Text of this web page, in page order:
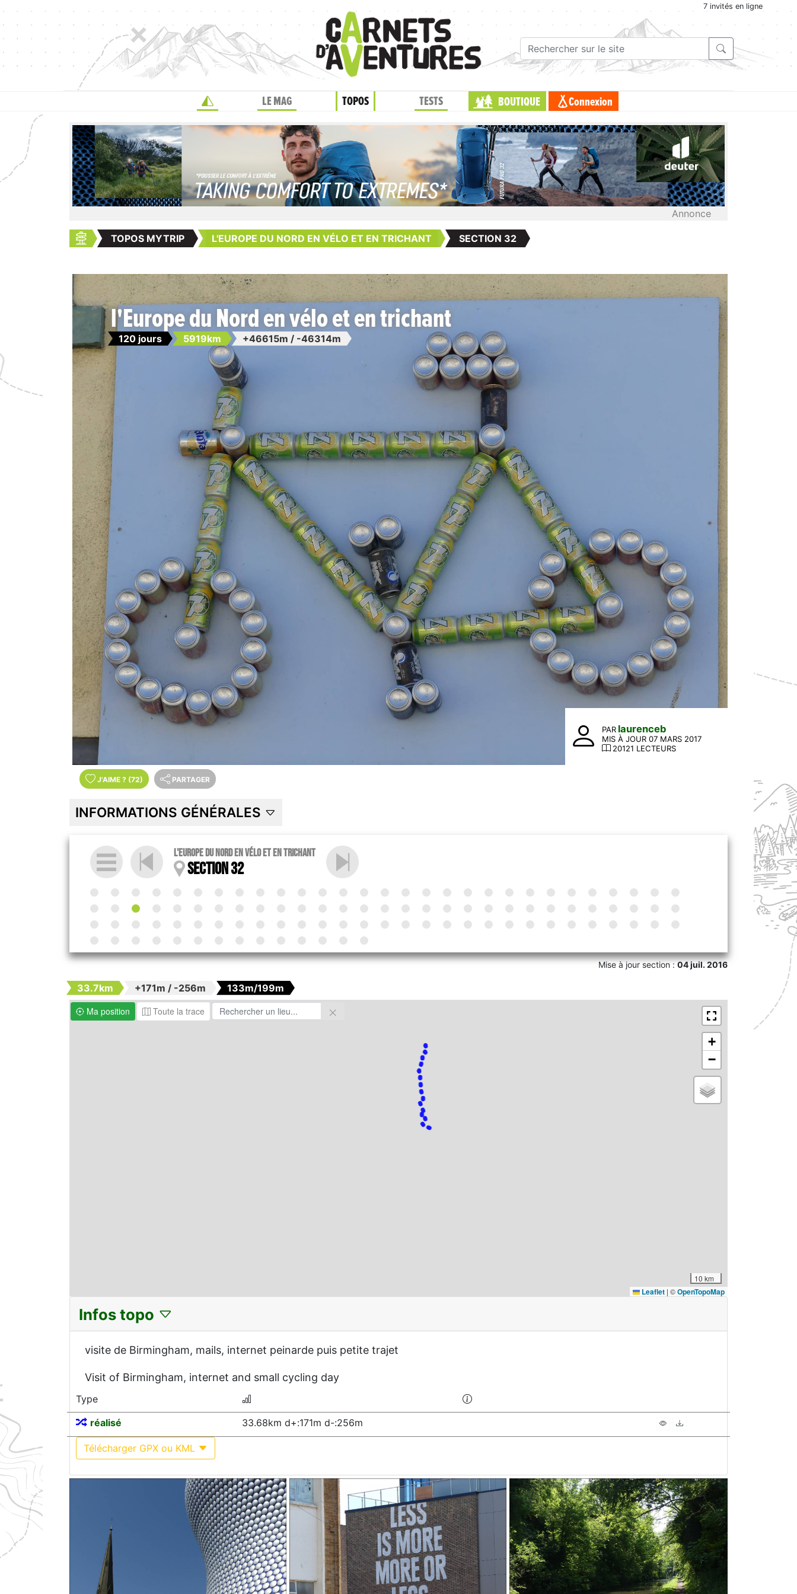
7 invités en ligne
LE MAG TOPOS TESTS BOUTIQUE Connexion
Annonce
TOPOS MYTRIP L'EUROPE DU NORD EN VÉLO ET EN TRICHANT SECTION 32
l'Europe du Nord en vélo et en trichant
120 jours 5919km +46615m / -46314m
PAR laurenceb
MIS À JOUR 07 MARS 2017
20121 LECTEURS
J'AIME ? (72) PARTAGER
INFORMATIONS GÉNÉRALES
l'Europe du Nord en vélo et en trichant
Section 32
Mise à jour section :04 juil. 2016
33.7km +171m / -256m
133m/199m
Ma position
Toute la trace
+
−
10 km
Leaflet | ©OpenTopoMap
Infos topo
visite de Birmingham, mails, internet peinarde puis petite trajet
Visit of Birmingham, internet and small cycling day
Type
réalisé
33.68km d+:171m d-:256m
Télécharger GPX ou KML